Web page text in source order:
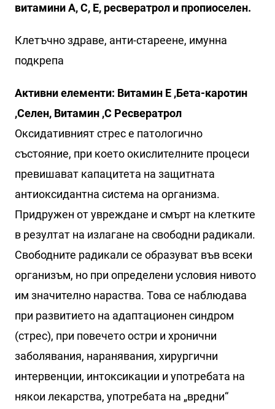
витамини А, С, Е, ресвератрол и пропиоселен.
Клетъчно здраве, анти-стареене, имунна
подкрепа
Активни елементи: Витамин Е ,Бета-каротин
,Селен, Витамин ,С Ресвератрол
Оксидативният стрес е патологично
състояние, при което окислителните процеси
превишават капацитета на защитната
антиоксидантна система на организма.
Придружен от увреждане и смърт на клетките
в резултат на излагане на свободни радикали.
Свободните радикали се образуват във всеки
организъм, но при определени условия нивото
им значително нараства. Това се наблюдава
при развитието на адаптационен синдром
(стрес), при повечето остри и хронични
заболявания, наранявания, хирургични
интервенции, интоксикации и употребата на
някои лекарства, употребата на „вредни“